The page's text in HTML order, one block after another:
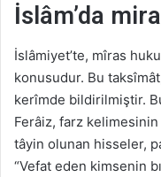
İslâm’da
İslâmiyet’te, mîras
konusudur. Bu
kerîmde bildirilmiştir.
Ferâiz, farz
tâyin olunan hisseler,
“Vefat eden kimsenin